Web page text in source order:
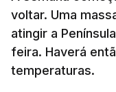
voltar. Uma
atingir a
feira. Haverá
temperaturas.